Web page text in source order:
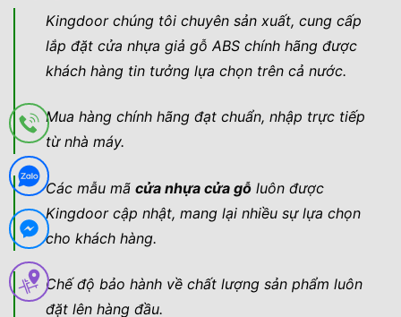
Kingdoor chúng tôi chuyên sản xuất, cung cấp
lắp đặt cửa nhựa giả gỗ ABS chính hãng được
khách hàng tin tưởng lựa chọn trên cả nước.
Mua hàng chính hãng đạt chuẩn, nhập trực tiếp
từ nhà máy.
Các mẫu mã cửa nhựa cửa gỗ luôn được
Kingdoor cập nhật, mang lại nhiều sự lựa chọn
cho khách hàng.
Chế độ bảo hành về chất lượng sản phẩm luôn
đặt lên hàng đầu.